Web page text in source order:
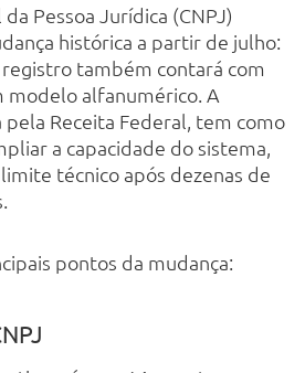
Pessoa Jurídica (CNPJ)
histórica a partir de julho:
também contará com
alfanumérico. A
pela Receita Federal, tem como
a capacidade do sistema,
técnico após dezenas de
pontos da mudança: